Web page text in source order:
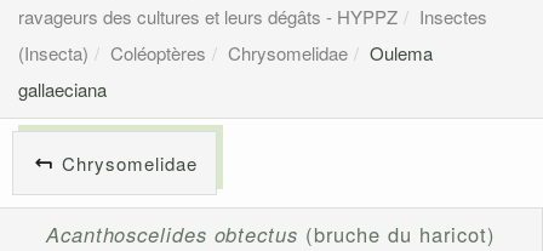
ravageurs des cultures et leurs dégâts - HYPPZ
Insectes
(Insecta)
Coléoptères Chrysomelidae
Oulema
gallaeciana
Chrysomelidae
Acanthoscelides obtectus (bruche du haricot)